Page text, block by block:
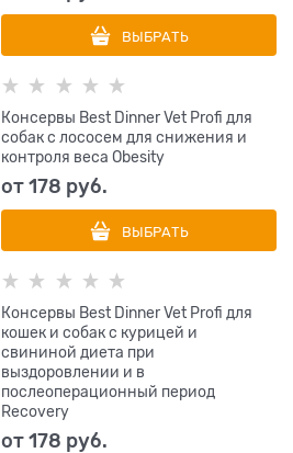
ВЫБРАТЬ
Консервы Best Dinner Vet Profi для
собак с лососем для снижения и
контроля веса Obesity
от178 руб.
ВЫБРАТЬ
Консервы Best Dinner Vet Profi для
кошек и собак с курицей и
свининой диета при
выздоровлении и в
послеоперационный период
Recovery
от178 руб.